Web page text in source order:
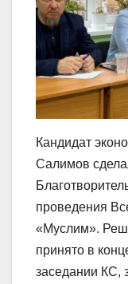
Кандидат
Салимов
проведения
«Муслим».
принято в
заседании КС,